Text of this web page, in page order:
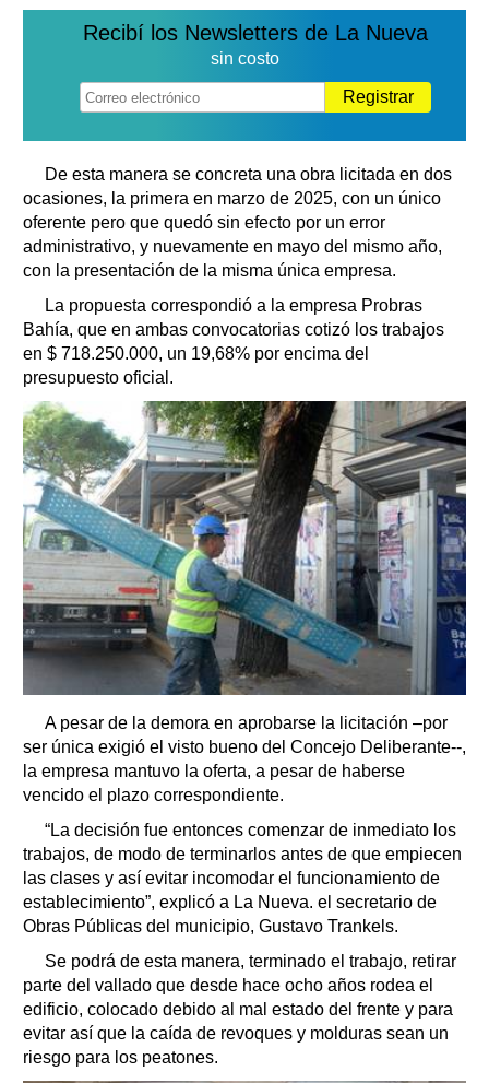
Recibí los Newsletters de La Nueva
sin costo
Registrar
De esta manera se concreta una obra licitada en dos
ocasiones, la primera en marzo de 2025, con un único
oferente pero que quedó sin efecto por un error
administrativo, y nuevamente en mayo del mismo año,
con la presentación de la misma única empresa.
La propuesta correspondió a la empresa Probras
Bahía, que en ambas convocatorias cotizó los trabajos
en $ 718.250.000, un 19,68% por encima del
presupuesto oficial.
A pesar de la demora en aprobarse la licitación –por
ser única exigió el visto bueno del Concejo Deliberante--,
la empresa mantuvo la oferta, a pesar de haberse
vencido el plazo correspondiente.
“La decisión fue entonces comenzar de inmediato los
trabajos, de modo de terminarlos antes de que empiecen
las clases y así evitar incomodar el funcionamiento de
establecimiento”, explicó a La Nueva. el secretario de
Obras Públicas del municipio, Gustavo Trankels.
Se podrá de esta manera, terminado el trabajo, retirar
parte del vallado que desde hace ocho años rodea el
edificio, colocado debido al mal estado del frente y para
evitar así que la caída de revoques y molduras sean un
riesgo para los peatones.